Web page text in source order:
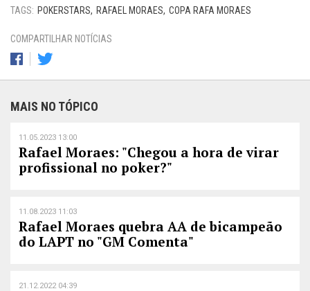
TAGS: POKERSTARS RAFAEL MORAES COPA RAFA MORAES
COMPARTILHAR NOTÍCIAS
MAIS NO TÓPICO
11.05.2023 13:00
Rafael Moraes: "Chegou a hora de virar
profissional no poker?"
11.08.2023 11:03
Rafael Moraes quebra AA de bicampeão
do LAPT no "GM Comenta"
21.12.2022 04:39